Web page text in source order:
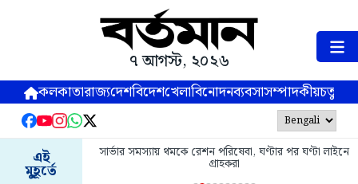
৭ আগস্ট, ২০২৬
কলকাতারাজ্যদেশবিদেশখেলাবিনোদনব্যবসাসম্পাদকীয়
এই
মুহূর্তে
সার্ভার সমস্যায় থমকে রেশন পরিষেবা, ঘণ্টার পর ঘণ্টা লাইনে
গ্রাহকরা